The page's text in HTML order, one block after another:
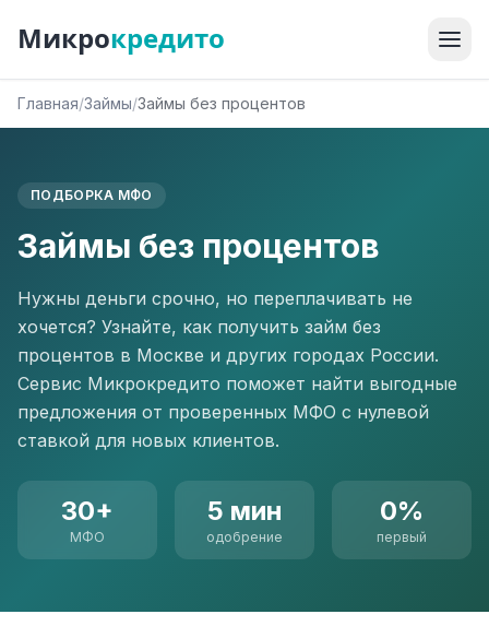
Микрокредито
Главная/Займы/Займы без процентов
ПОДБОРКА МФО
Займы без процентов
Нужны деньги срочно, но переплачивать не
хочется? Узнайте, как получить займ без
процентов в Москве и других городах России.
Сервис Микрокредито поможет найти выгодные
предложения от проверенных МФО с нулевой
ставкой для новых клиентов.
30+
МФО
5 мин
одобрение
0%
первый